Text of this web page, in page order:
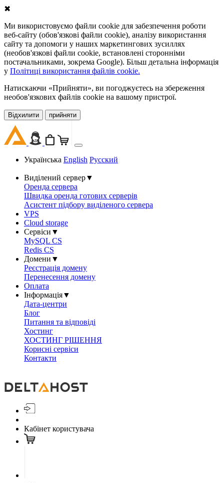
✖
Ми використовуємо файли cookie для забезпечення роботи
веб-сайту (обов'язкові файли cookie), аналізу використання
сайту та допомоги у наших маркетингових зусиллях
(необов'язкові файли cookie, встановлені сторонніми
постачальниками, зокрема Google). Більш детальна інформація
у Політиці використання файлів cookie.
Натискаючи «Прийняти», ви погоджуєтесь на збереження
необов'язкових файлів cookie на вашому пристрої.
Відхилити прийняти
Українська English Русский
Виділений сервер▼
Оренда сервера
Швидка оренда готових серверів
Асистент підбору виділеного сервера
VPS
Cloud storage
Сервіси ▼
MySQL CS
Redis CS
Домени ▼
Реєстрація домену
Перенесення домену
Оплата
Інформація▼
Дата-центри
Блог
Питання та відповіді
Хостинг
ХОСТИНГ РІШЕННЯ
Корисні сервіси
Контакти
Кабінет користувача